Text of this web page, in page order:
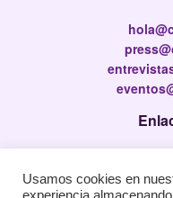
Usamos cookies en